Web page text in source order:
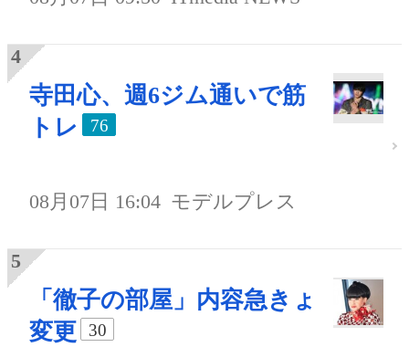
寺田心、週6ジム通いで筋
トレ
76
08月07日 16:04 モデルプレス
「徹子の部屋」内容急きょ
変更
30